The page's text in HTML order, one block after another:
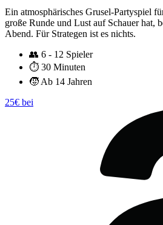
Ein atmosphärisches Grusel-Partyspiel
große Runde und Lust auf Schauer hat,
Abend. Für Strategen ist es nichts.
👥 6 - 12 Spieler
⏱️ 30 Minuten
🧒 Ab 14 Jahren
25€ bei